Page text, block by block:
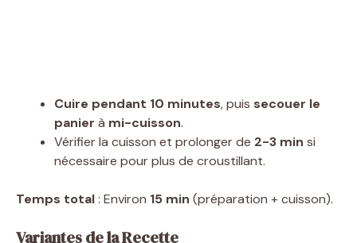
Cuire pendant 10 minutes, puis secouer le
panier à mi-cuisson.
Vérifier la cuisson et prolonger de 2-3 min si
nécessaire pour plus de croustillant.
Temps total: Environ 15 min (préparation + cuisson).
Variantes de la Recette